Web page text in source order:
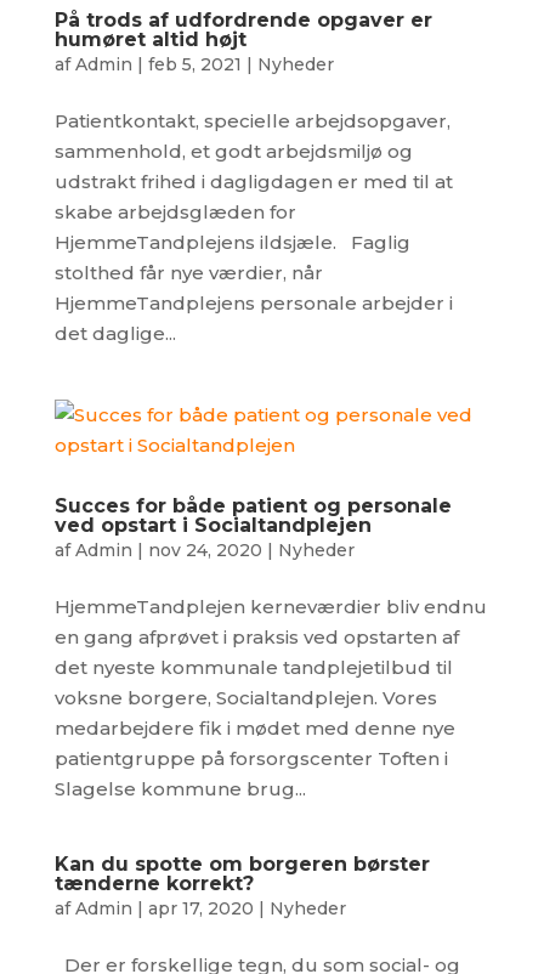
På trods af udfordrende opgaver er
humøret altid højt
afAdmin | feb 5, 2021 | Nyheder
Patientkontakt, specielle arbejdsopgaver,
sammenhold, et godt arbejdsmiljø og
udstrakt frihed i dagligdagen er med til at
skabe arbejdsglæden for
HjemmeTandplejens ildsjæle. Faglig
stolthed får nye værdier, når
HjemmeTandplejens personale arbejder i
det daglige...
Succes for både patient og personale
ved opstart i Socialtandplejen
afAdmin | nov 24, 2020 | Nyheder
HjemmeTandplejen kerneværdier bliv endnu
en gang afprøvet i praksis ved opstarten af
det nyeste kommunale tandplejetilbud til
voksne borgere, Socialtandplejen. Vores
medarbejdere fik i mødet med denne nye
patientgruppe på forsorgscenter Toften i
Slagelse kommune brug...
Kan du spotte om borgeren børster
tænderne korrekt?
afAdmin | apr 17, 2020 | Nyheder
Der er forskellige tegn, du som social- og